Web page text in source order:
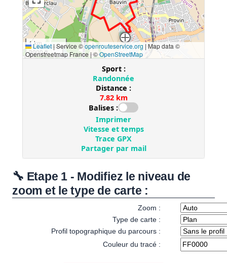
🔧 Etape 1 - Modifiez le niveau de
zoom et le type de carte :
Zoom :
Type de carte :
Profil topographique du parcours :
Couleur du tracé :